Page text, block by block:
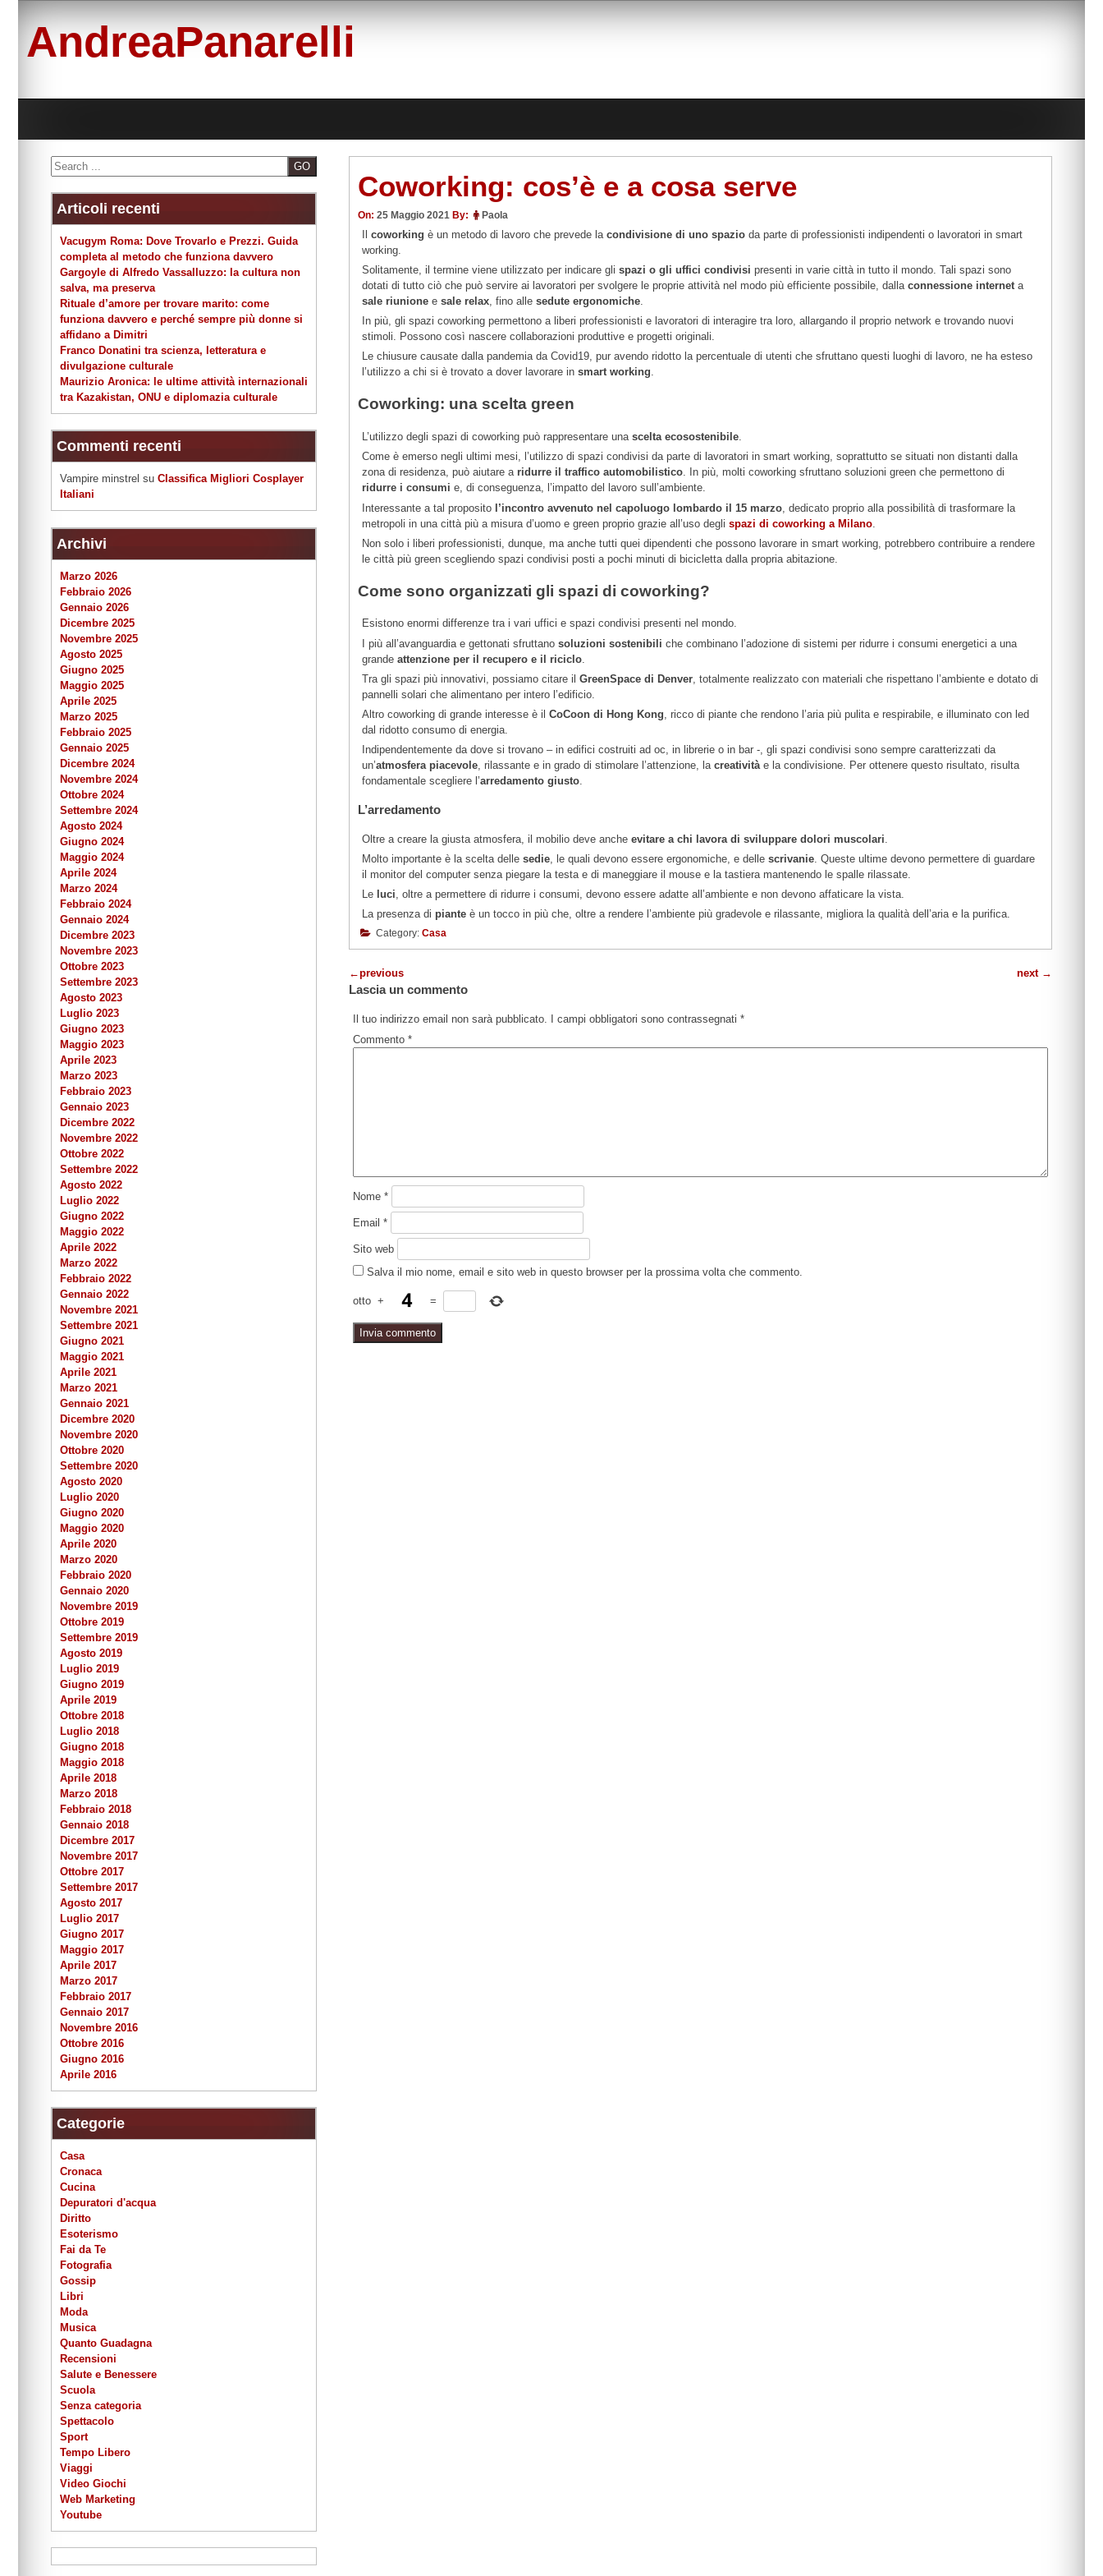
content
AndreaPanarelli
Coworking: cos’è e a cosa serve
On: 25 Maggio 2021 By: Paola
Ilcoworking è un metodo di lavoro che prevede lacondivisione di uno spazio da parte di professionisti indipendenti o lavoratori in smart
working.
Solitamente, il termine viene utilizzato per indicare glispazi o gli uffici condivisi presenti in varie città in tutto il mondo. Tali spazi sono
dotati di tutto ciò che può servire ai lavoratori per svolgere le proprie attività nel modo più efficiente possibile, dallaconnessione interneta
sale riunione e sale relax, fino allesedute ergonomiche.
In più, gli spazi coworking permettono a liberi professionisti e lavoratori di interagire tra loro, allargando il proprio network e trovando nuovi
stimoli. Possono così nascere collaborazioni produttive e progetti originali.
Le chiusure causate dalla pandemia da Covid19, pur avendo ridotto la percentuale di utenti che sfruttano questi luoghi di lavoro, ne ha esteso
l’utilizzo a chi si è trovato a dover lavorare in smart working.
Coworking: una scelta green
L’utilizzo degli spazi di coworking può rappresentare unascelta ecosostenibile.
Come è emerso negli ultimi mesi, l’utilizzo di spazi condivisi da parte di lavoratori in smart working, soprattutto se situati non distanti dalla
zona di residenza, può aiutare aridurre il traffico automobilistico. In più, molti coworking sfruttano soluzioni green che permettono di
ridurre i consumi e, di conseguenza, l’impatto del lavoro sull’ambiente.
Interessante a tal proposito l’incontro avvenuto nel capoluogo lombardo il 15 marzo , dedicato proprio alla possibilità di trasformare la
metropoli in una città più a misura d’uomo e green proprio grazie all’uso deglispazi di coworking a Milano
Non solo i liberi professionisti, dunque, ma anche tutti quei dipendenti che possono lavorare in smart working, potrebbero contribuire a rendere
le città più green scegliendo spazi condivisi posti a pochi minuti di bicicletta dalla propria abitazione.
Come sono organizzati gli spazi di coworking?
Esistono enormi differenze tra i vari uffici e spazi condivisi presenti nel mondo.
I più all’avanguardia e gettonati sfruttano soluzioni sostenibili che combinano l’adozione di sistemi per ridurre i consumi energetici a una
grande attenzione per il recupero e il riciclo
Tra gli spazi più innovativi, possiamo citare il GreenSpace di Denver , totalmente realizzato con materiali che rispettano l’ambiente e dotato di
pannelli solari che alimentano per intero l’edificio.
Altro coworking di grande interesse è il CoCoon di Hong Kong , ricco di piante che rendono l’aria più pulita e respirabile, e illuminato con led
dal ridotto consumo di energia.
Indipendentemente da dove si trovano – in edifici costruiti ad oc, in librerie o in bar -, gli spazi condivisi sono sempre caratterizzati da
un’atmosfera piacevole , rilassante e in grado di stimolare l’attenzione, lacreatività e la condivisione. Per ottenere questo risultato, risulta
fondamentale scegliere l’arredamento giusto
L’arredamento
Oltre a creare la giusta atmosfera, il mobilio deve anche evitare a chi lavora di sviluppare dolori muscolari
Molto importante è la scelta dellesedie , le quali devono essere ergonomiche, e dellescrivanie . Queste ultime devono permettere di guardare
il monitor del computer senza piegare la testa e di maneggiare il mouse e la tastiera mantenendo le spalle rilassate.
Le luci, oltre a permettere di ridurre i consumi, devono essere adatte all’ambiente e non devono affaticare la vista.
La presenza di piante è un tocco in più che, oltre a rendere l’ambiente più gradevole e rilassante, migliora la qualità dell’aria e la purifica.
Category: Casa
←previous next →
Lascia un commento
Il tuo indirizzo email non sarà pubblicato. I campi obbligatori sono contrassegnati*
Commento*
Nome*
Email*
Sito web
Salva il mio nome, email e sito web in questo browser per la prossima volta che commento.
otto + =
Search
Articoli recenti
Vacugym Roma: Dove Trovarlo e Prezzi. Guida
completa al metodo che funziona davvero
Gargoyle di Alfredo Vassalluzzo: la cultura non
salva, ma preserva
Rituale d’amore per trovare marito: come
funziona davvero e perché sempre più donne si
affidano a Dimitri
Franco Donatini tra scienza, letteratura e
divulgazione culturale
Maurizio Aronica: le ultime attività internazionali
tra Kazakistan, ONU e diplomazia culturale
Commenti recenti
Vampire minstrel su Classifica Migliori Cosplayer
Italiani
Archivi
Marzo 2026
Febbraio 2026
Gennaio 2026
Dicembre 2025
Novembre 2025
Agosto 2025
Giugno 2025
Maggio 2025
Aprile 2025
Marzo 2025
Febbraio 2025
Gennaio 2025
Dicembre 2024
Novembre 2024
Ottobre 2024
Settembre 2024
Agosto 2024
Giugno 2024
Maggio 2024
Aprile 2024
Marzo 2024
Febbraio 2024
Gennaio 2024
Dicembre 2023
Novembre 2023
Ottobre 2023
Settembre 2023
Agosto 2023
Luglio 2023
Giugno 2023
Maggio 2023
Aprile 2023
Marzo 2023
Febbraio 2023
Gennaio 2023
Dicembre 2022
Novembre 2022
Ottobre 2022
Settembre 2022
Agosto 2022
Luglio 2022
Giugno 2022
Maggio 2022
Aprile 2022
Marzo 2022
Febbraio 2022
Gennaio 2022
Novembre 2021
Settembre 2021
Giugno 2021
Maggio 2021
Aprile 2021
Marzo 2021
Gennaio 2021
Dicembre 2020
Novembre 2020
Ottobre 2020
Settembre 2020
Agosto 2020
Luglio 2020
Giugno 2020
Maggio 2020
Aprile 2020
Marzo 2020
Febbraio 2020
Gennaio 2020
Novembre 2019
Ottobre 2019
Settembre 2019
Agosto 2019
Luglio 2019
Giugno 2019
Aprile 2019
Ottobre 2018
Luglio 2018
Giugno 2018
Maggio 2018
Aprile 2018
Marzo 2018
Febbraio 2018
Gennaio 2018
Dicembre 2017
Novembre 2017
Ottobre 2017
Settembre 2017
Agosto 2017
Luglio 2017
Giugno 2017
Maggio 2017
Aprile 2017
Marzo 2017
Febbraio 2017
Gennaio 2017
Novembre 2016
Ottobre 2016
Giugno 2016
Aprile 2016
Categorie
Casa
Cronaca
Cucina
Depuratori d'acqua
Diritto
Esoterismo
Fai da Te
Fotografia
Gossip
Libri
Moda
Musica
Quanto Guadagna
Recensioni
Salute e Benessere
Scuola
Senza categoria
Spettacolo
Sport
Tempo Libero
Viaggi
Video Giochi
Web Marketing
Youtube